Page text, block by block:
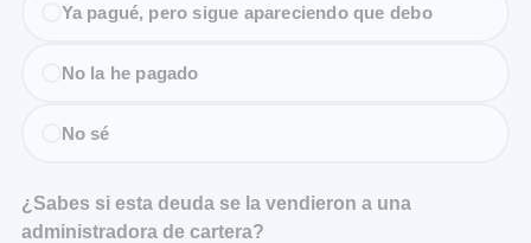
Ya pagué, pero sigue apareciendo que debo
No la he pagado
No sé
¿Sabes si esta deuda se la vendieron a una
administradora de cartera?